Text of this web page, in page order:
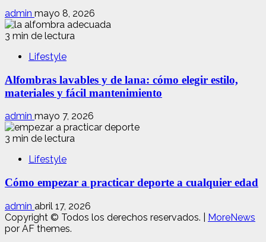
admin mayo 8, 2026
3 min de lectura
Lifestyle
Alfombras lavables y de lana: cómo elegir estilo,
materiales y fácil mantenimiento
admin mayo 7, 2026
3 min de lectura
Lifestyle
Cómo empezar a practicar deporte a cualquier edad
admin abril 17, 2026
Copyright © Todos los derechos reservados.
MoreNews
por AF themes.